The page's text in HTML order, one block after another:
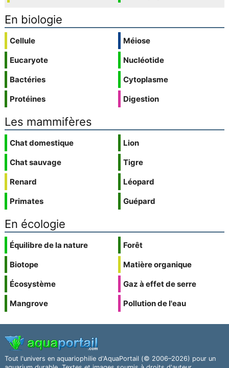
En biologie
Cellule
Eucaryote
Bactéries
Protéines
Méiose
Nucléotide
Cytoplasme
Digestion
Les mammifères
Chat domestique
Chat sauvage
Renard
Primates
Lion
Tigre
Léopard
Guépard
En écologie
Équilibre de la nature
Biotope
Écosystème
Mangrove
Forêt
Matière organique
Gaz à effet de serre
Pollution de l'eau
Tout l'univers en aquariophilie d'AquaPortail (© 2006–2026) pour un